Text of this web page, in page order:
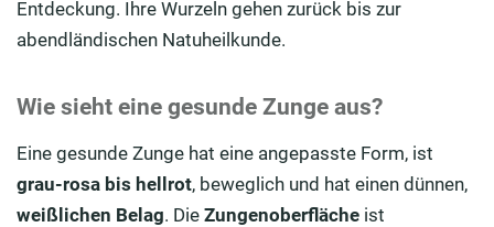
Entdeckung. Ihre Wurzeln gehen zurück bis zur
abendländischen Natuheilkunde.
Wie sieht eine gesunde Zunge aus?
Eine gesunde Zunge hat eine angepasste Form, ist
grau-rosa bis hellrot, beweglich und hat einen dünnen,
weißlichen Belag. Die Zungenoberfläche ist